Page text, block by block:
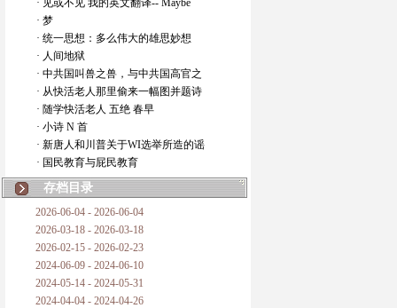
· 见或不见 我的英文翻译-- Maybe
· 梦
· 统一思想：多么伟大的雄思妙想
· 人间地狱
· 中共国叫兽之兽，与中共国高官之
· 从快活老人那里偷来一幅图并题诗
· 随学快活老人 五绝 春早
· 小诗 N 首
· 新唐人和川普关于WI选举所造的谣
· 国民教育与屁民教育
存档目录
2026-06-04 - 2026-06-04
2026-03-18 - 2026-03-18
2026-02-15 - 2026-02-23
2024-06-09 - 2024-06-10
2024-05-14 - 2024-05-31
2024-04-04 - 2024-04-26